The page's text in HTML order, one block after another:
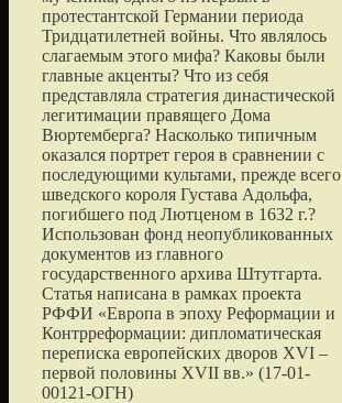
протестантской Германии периода
Тридцатилетней войны. Что являлось
слагаемым этого мифа? Каковы были
главные акценты? Что из себя
представляла стратегия династической
легитимации правящего Дома
Вюртемберга? Насколько типичным
оказался портрет героя в сравнении с
последующими культами, прежде всего
шведского короля Густава Адольфа,
погибшего под Лютценом в 1632 г.?
Использован фонд неопубликованных
документов из главного
государственного архива Штутгарта.
Статья написана в рамках проекта
РФФИ «Европа в эпоху Реформации и
Контрреформации: дипломатическая
переписка европейских дворов XVI –
первой половины XVII вв.» (17-01-
00121-ОГН)